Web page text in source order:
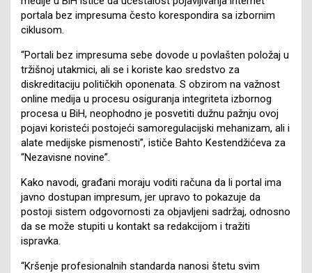
portala bez impresuma često korespondira sa izbornim
ciklusom.
“Portali bez impresuma sebe dovode u povlašten položaj u
tržišnoj utakmici, ali se i koriste kao sredstvo za
diskreditaciju političkih oponenata. S obzirom na važnost
online medija u procesu osiguranja integriteta izbornog
procesa u BiH, neophodno je posvetiti dužnu pažnju ovoj
pojavi koristeći postojeći samoregulacijski mehanizam, ali i
alate medijske pismenosti”, ističe Bahto Kestendžićeva za
“Nezavisne novine”.
Kako navodi, građani moraju voditi računa da li portal ima
javno dostupan impresum, jer upravo to pokazuje da
postoji sistem odgovornosti za objavljeni sadržaj, odnosno
da se može stupiti u kontakt sa redakcijom i tražiti
ispravka.
“Kršenje profesionalnih standarda nanosi štetu svim